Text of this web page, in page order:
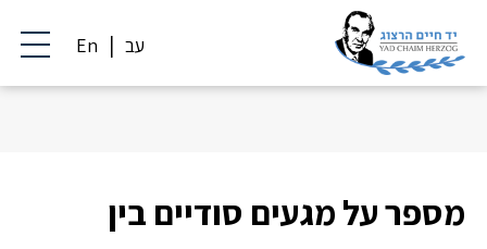
עב En
מספר על מגעים סודיים בין